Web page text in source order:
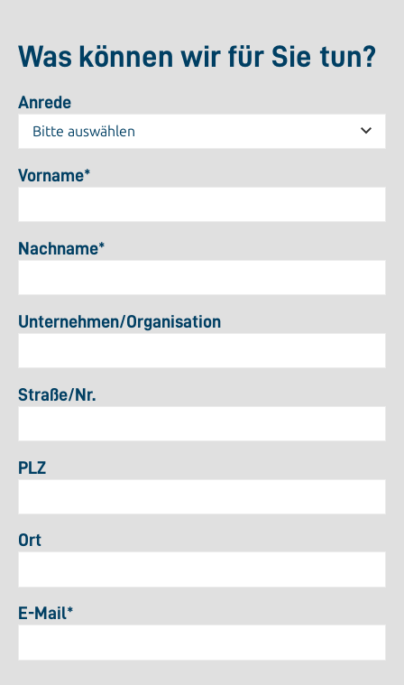
Was können wir für Sie tun?
Anrede
Vorname*
Nachname*
Unternehmen/Organisation
Straße/Nr.
PLZ
Ort
E-Mail*